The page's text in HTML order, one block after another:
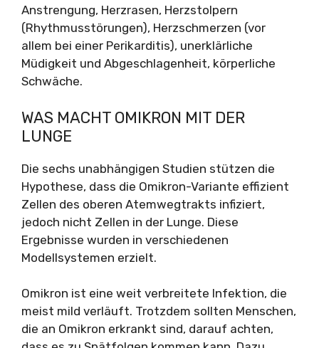
Anstrengung, Herzrasen, Herzstolpern
(Rhythmusstörungen), Herzschmerzen (vor
allem bei einer Perikarditis), unerklärliche
Müdigkeit und Abgeschlagenheit, körperliche
Schwäche.
WAS MACHT OMIKRON MIT DER
LUNGE
Die sechs unabhängigen Studien stützen die
Hypothese, dass die Omikron-Variante effizient
Zellen des oberen Atemwegtrakts infiziert,
jedoch nicht Zellen in der Lunge. Diese
Ergebnisse wurden in verschiedenen
Modellsystemen erzielt.
Omikron ist eine weit verbreitete Infektion, die
meist mild verläuft. Trotzdem sollten Menschen,
die an Omikron erkrankt sind, darauf achten,